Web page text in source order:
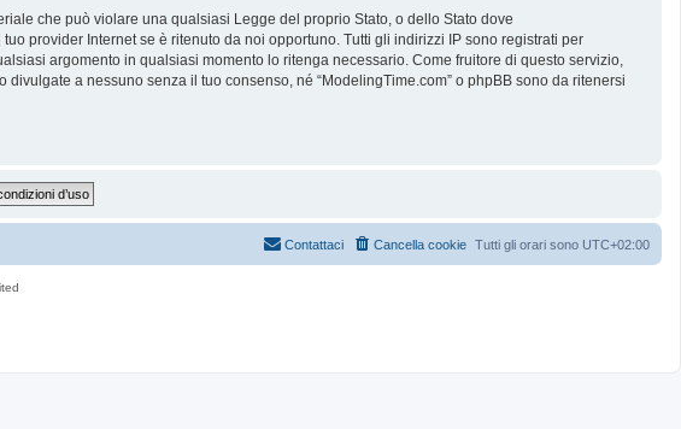
che può violare una qualsiasi Legge del proprio Stato, o dello Stato dove
provider Internet se è ritenuto da noi opportuno. Tutti gli indirizzi IP sono registrati per
argomento in qualsiasi momento lo ritenga necessario. Come fruitore di questo servizio,
a nessuno senza il tuo consenso, né “ModelingTime.com” o phpBB sono da ritenersi
Tutti gli orari sono UTC+02:00
Cancella cookie
Contattaci